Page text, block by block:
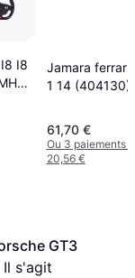
I8
Jamara ferrari
1 14 (404130)
61,70 €
Ou 3 paiements
20,56 €
GT3
Il s'agit